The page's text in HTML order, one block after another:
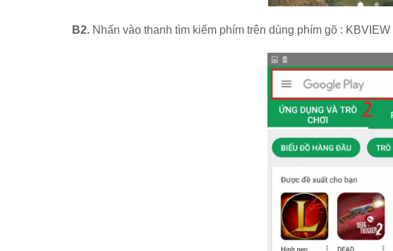
B2. Nhấn vào thanh tìm kiếm phím trên dùng phím gõ :